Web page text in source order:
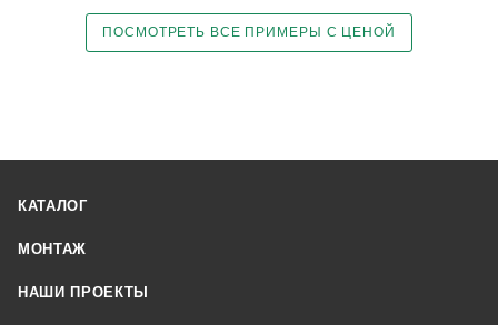
ПОСМОТРЕТЬ ВСЕ ПРИМЕРЫ С ЦЕНОЙ
КАТАЛОГ
МОНТАЖ
НАШИ ПРОЕКТЫ